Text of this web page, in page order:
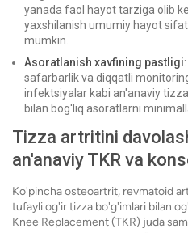
yanada faol hayot tarziga olib
yaxshilanish umumiy hayot
mumkin.
Asoratlanish xavfining pastligi
safarbarlik va diqqatli
infektsiyalar kabi an'anaviy
bilan bog'liq asoratlarni
Tizza artritini
an'anaviy TKR va
Ko'pincha osteoartrit, revmatoid
tufayli og'ir tizza bo'g'imlari bilan
Knee Replacement (TKR) juda